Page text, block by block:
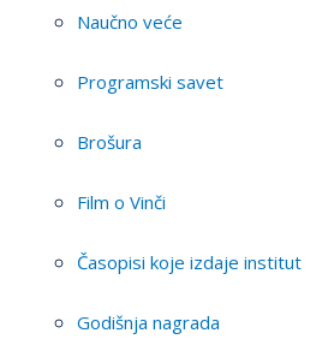
Naučno veće
Programski savet
Brošura
Film o Vinči
Časopisi koje izdaje institut
Godišnja nagrada